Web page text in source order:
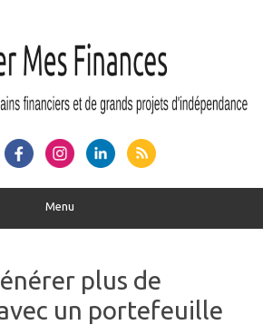
Menu
plus de
un portefeuille